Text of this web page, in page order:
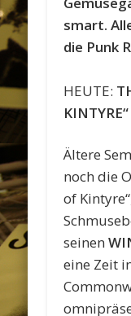
smart.
die Punk
HEUTE:
Ältere
noch die
of
seinen
eine Zeit